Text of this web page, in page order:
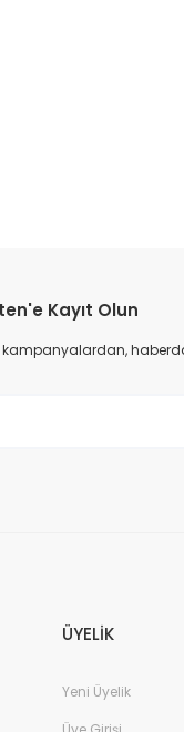
Kayıt Olun
kampanyalardan,
ÜYELİK
Yeni Üyelik